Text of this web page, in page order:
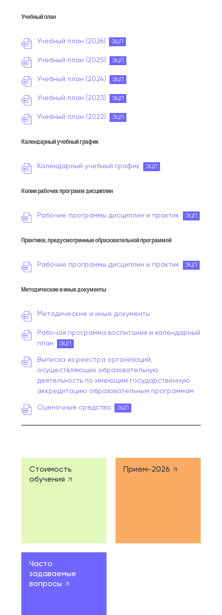
Учебный план
Учебный план (2026) ЭЦП
Учебный план (2025) ЭЦП
Учебный план (2024) ЭЦП
Учебный план (2023) ЭЦП
Учебный план (2022) ЭЦП
Календарный учебный график
Календарный учебный график ЭЦП
Копии рабочих программ дисциплин
Рабочие программы дисциплин и практик ЭЦП
Практики, предусмотренные образовательной программой
Рабочие программы дисциплин и практик ЭЦП
Методические и иные документы
Методические и иные документы
Рабочая программа воспитания и календарный
план
ЭЦП
Выписка из реестра организаций,
осуществляющих образовательную
деятельность по имеющим государственную
аккредитацию образовательным программам
Оценочные средства ЭЦП
Стоимость
обучения
Прием-2026
Часто
задаваемые
вопросы